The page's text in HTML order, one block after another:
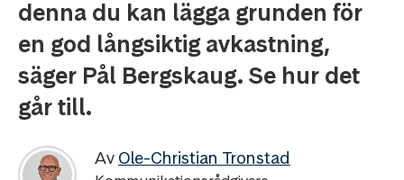
denna du kan lägga grunden för
en god långsiktig avkastning,
säger Pål Bergskaug. Se hur det
går till.
Av Ole-Christian Tronstad